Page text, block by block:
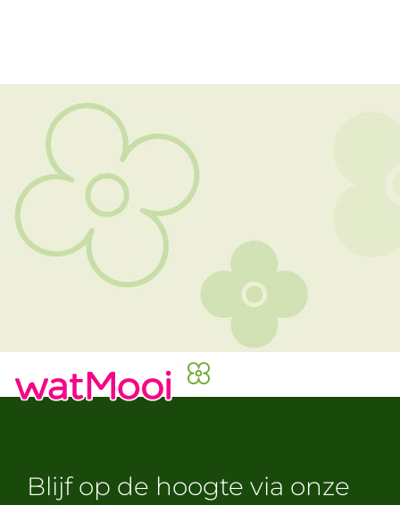
Blijf op de hoogte via onze